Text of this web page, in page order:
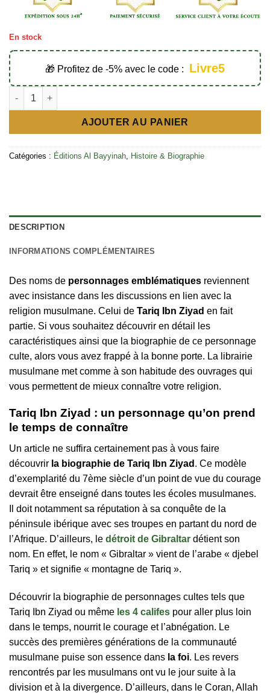
En stock
🎁 Profitez de -5% avec le code : Livre5
quantité de Tariq Ibn Ziyad et la conquête de l'Andalousie -
AJOUTER AU PANIER
Catégories : Éditions Al Bayyinah Histoire & Biographie
DESCRIPTION
INFORMATIONS COMPLÉMENTAIRES
Des noms de personnages emblématiques reviennent
avec insistance dans les discussions en lien avec la
religion musulmane. Celui de Tariq Ibn Ziyad en fait
partie. Si vous souhaitez découvrir en détail les
caractéristiques ainsi que la biographie de ce personnage
culte, alors vous avez frappé à la bonne porte. La librairie
musulmane met comme à son habitude des ouvrages qui
vous permettent de mieux connaître votre religion.
Tariq Ibn Ziyad : un personnage qu’on prend
le temps de connaître
Un article ne suffira certainement pas à vous faire
découvrir la biographie de Tariq Ibn Ziyad . Ce modèle
d’exemplarité du 7ème siècle d’un point de vue du courage
devrait être enseigné dans toutes les écoles musulmanes.
Il doit notamment sa réputation à sa conquête de la
péninsule ibérique avec ses troupes en partant du nord de
l’Afrique. D’ailleurs, le détroit de Gibraltar détient son
nom. En effet, le nom « Gibraltar » vient de l’arabe « djebel
Tariq » et signifie « montagne de Tariq ».
Découvrir la biographie de personnages cultes tels que
Tariq Ibn Ziyad ou même les 4 califes pour aller plus loin
dans le temps, nourrit le courage et l’abnégation. Le
succès des premières générations de la communauté
musulmane puise son essence dans la foi. Les revers
rencontrés par les musulmans ont vu le jour suite à la
division et à la divergence. D’ailleurs, dans le Coran, Allah